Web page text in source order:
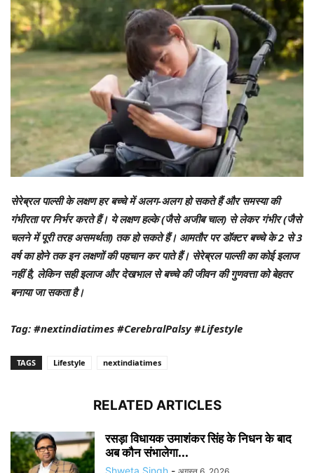
सेरेब्रल पाल्सी के लक्षण हर बच्चे में अलग-अलग हो सकते हैं और समस्या की
गंभीरता पर निर्भर करते हैं। ये लक्षण हल्के (जैसे अजीब चाल) से लेकर गंभीर (जैसे
चलने में पूरी तरह असमर्थता) तक हो सकते हैं। आमतौर पर डॉक्टर बच्चे के 2 से 3
वर्ष का होने तक इन लक्षणों की पहचान कर पाते हैं। सेरेब्रल पाल्सी का कोई इलाज
नहीं है, लेकिन सही इलाज और देखभाल से बच्चे की जीवन की गुणवत्ता को बेहतर
बनाया जा सकता है।
Tag: #nextindiatimes #CerebralPalsy #Lifestyle
TAGS Lifestyle nextindiatimes
RELATED ARTICLES
रसड़ा विधायक उमाशंकर सिंह के निधन के बाद
अब कौन संभालेगा...
Shweta Singh -